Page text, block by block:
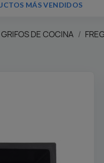
MÁS VENDIDOS
DE COCINA